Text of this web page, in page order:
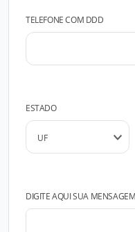
TELEFONE COM DDD
ESTADO
DIGITE AQUI SUA